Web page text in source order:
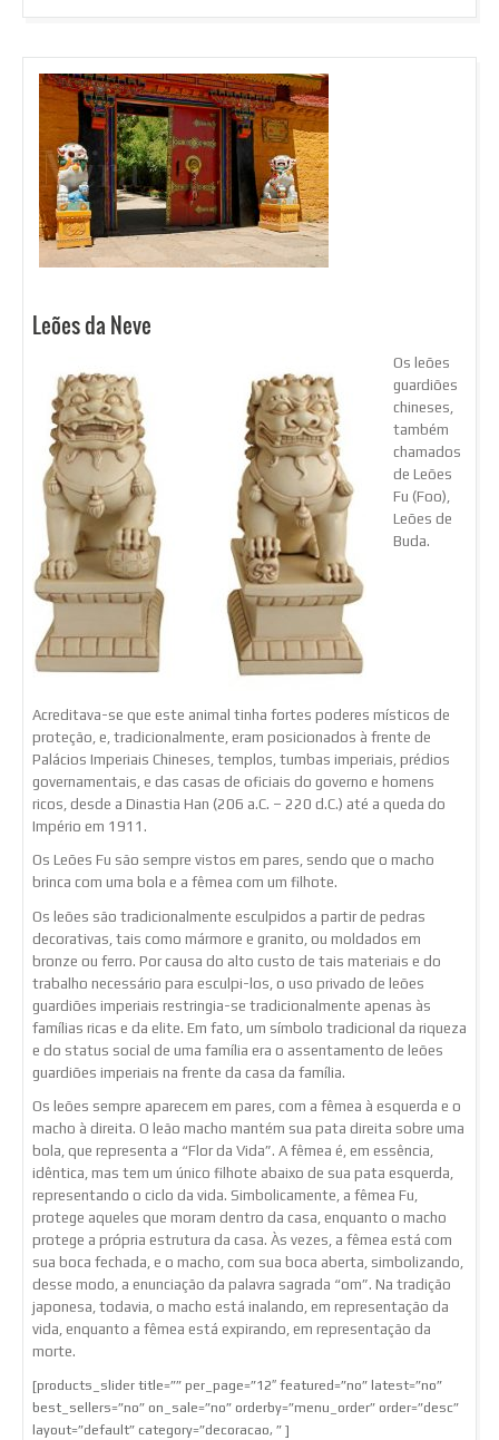
Leões da Neve
Os leões
guardiões
chineses,
também
chamados
de Leões
Fu (Foo),
Leões de
Buda.
Acreditava-se que este animal tinha fortes poderes místicos de
proteção, e, tradicionalmente, eram posicionados à frente de
Palácios Imperiais Chineses, templos, tumbas imperiais, prédios
governamentais, e das casas de oficiais do governo e homens
ricos, desde a Dinastia Han (206 a.C. – 220 d.C.) até a queda do
Império em 1911.
Os Leões Fu são sempre vistos em pares, sendo que o macho
brinca com uma bola e a fêmea com um filhote.
Os leões são tradicionalmente esculpidos a partir de pedras
decorativas, tais como mármore e granito, ou moldados em
bronze ou ferro. Por causa do alto custo de tais materiais e do
trabalho necessário para esculpi-los, o uso privado de leões
guardiões imperiais restringia-se tradicionalmente apenas às
famílias ricas e da elite. Em fato, um símbolo tradicional da riqueza
e do status social de uma família era o assentamento de leões
guardiões imperiais na frente da casa da família.
Os leões sempre aparecem em pares, com a fêmea à esquerda e o
macho à direita. O leão macho mantém sua pata direita sobre uma
bola, que representa a “Flor da Vida”. A fêmea é, em essência,
idêntica, mas tem um único filhote abaixo de sua pata esquerda,
representando o ciclo da vida. Simbolicamente, a fêmea Fu,
protege aqueles que moram dentro da casa, enquanto o macho
protege a própria estrutura da casa. Às vezes, a fêmea está com
sua boca fechada, e o macho, com sua boca aberta, simbolizando,
desse modo, a enunciação da palavra sagrada “om”. Na tradição
japonesa, todavia, o macho está inalando, em representação da
vida, enquanto a fêmea está expirando, em representação da
morte.
[products_slider title=”” per_page=”12″ featured=”no” latest=”no”
best_sellers=”no” on_sale=”no” orderby=”menu_order” order=”desc”
layout=”default” category=”decoracao, ” ]